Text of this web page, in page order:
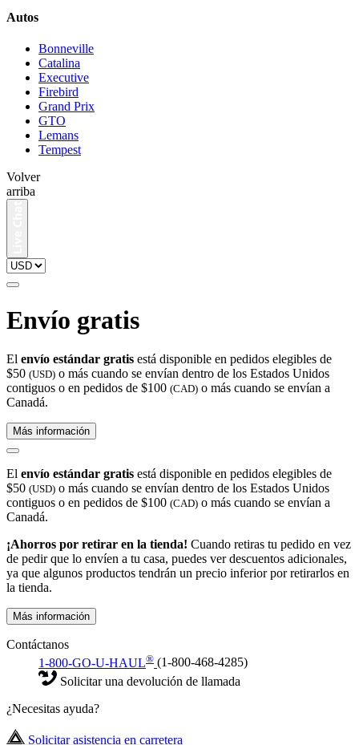
Autos
Bonneville
Catalina
Executive
Firebird
Grand Prix
GTO
Lemans
Tempest
Volver
arriba
Envío gratis
El envío estándar gratis está disponible en pedidos elegibles de
$50 (USD) o más cuando se envían dentro de los Estados Unidos
contiguos o en pedidos de $100 (CAD) o más cuando se envían a
Canadá.
Más información
El envío estándar gratis está disponible en pedidos elegibles de
$50 (USD) o más cuando se envían dentro de los Estados Unidos
contiguos o en pedidos de $100 (CAD) o más cuando se envían a
Canadá.
¡Ahorros por retirar en la tienda! Cuando retiras tu pedido en vez
de pedir que lo envíen a tu casa, puedes ver descuentos adicionales,
ya que algunos productos tendrán un precio inferior por retirarlos en
la tienda.
Más información
Contáctanos
1-800-GO-U-HAUL® (1-800-468-4285)
Solicitar una devolución de llamada
¿Necesitas ayuda?
Solicitar asistencia en carretera